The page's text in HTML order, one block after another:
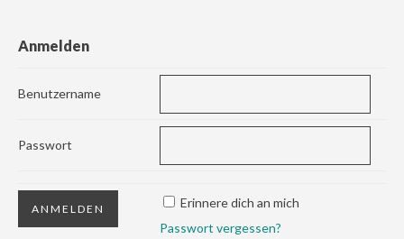
Anmelden
Benutzername
Passwort
Erinnere dich an mich
Passwort vergessen?